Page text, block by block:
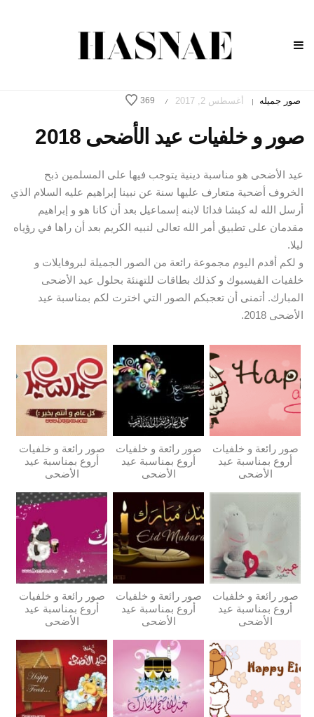
صور جميله | أغسطس 2, 2017 /
369
صور و خلفيات عيد الأضحى 2018
عيد الأضحى هو مناسبة دينية يتوجب فيها على المسلمين ذبح
الخروف أضحية متعارف عليها سنة عن نبينا إبراهيم عليه السلام الذي
أرسل الله له كبشا فدائا لابنه إسماعيل بعد أن كانا هو و إبراهيم
مقدمان على تطبيق أمر الله تعالى لنبيه الكريم بعد أن راها في رؤياه
ليلا.
و لكم أقدم اليوم مجموعة رائعة من الصور الجميلة لبروفايلات و
خلفيات الفيسبوك و كذلك بطاقات للتهنئة بحلول عيد الأضحى
المبارك. أتمنى أن تعجبكم الصور التي اخترت لكم بمناسبة عيد
الأضحى 2018.
صور رائعة و خلفيات
أروع بمناسبة عيد
الأضحى
صور رائعة و خلفيات
أروع بمناسبة عيد
الأضحى
صور رائعة و خلفيات
أروع بمناسبة عيد
الأضحى
صور رائعة و خلفيات
أروع بمناسبة عيد
الأضحى
صور رائعة و خلفيات
أروع بمناسبة عيد
الأضحى
صور رائعة و خلفيات
أروع بمناسبة عيد
الأضحى